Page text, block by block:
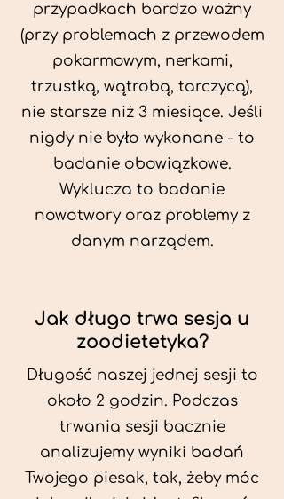
przypadkach bardzo ważny
(przy problemach z przewodem
pokarmowym, nerkami,
trzustką, wątrobą, tarczycą),
nie starsze niż 3 miesiące. Jeśli
nigdy nie było wykonane - to
badanie obowiązkowe.
Wyklucza to badanie
nowotwory oraz problemy z
danym narządem.
Jak długo trwa sesja u
zoodietetyka?
Długość naszej jednej sesji to
około 2 godzin. Podczas
trwania sesji bacznie
analizujemy wyniki badań
Twojego piesak, tak, żeby móc